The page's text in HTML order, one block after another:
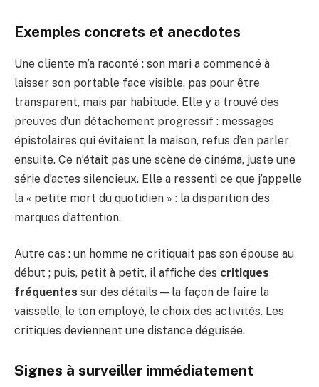
Exemples concrets et anecdotes
Une cliente m’a raconté : son mari a commencé à
laisser son portable face visible, pas pour être
transparent, mais par habitude. Elle y a trouvé des
preuves d’un détachement progressif : messages
épistolaires qui évitaient la maison, refus d’en parler
ensuite. Ce n’était pas une scène de cinéma, juste une
série d’actes silencieux. Elle a ressenti ce que j’appelle
la « petite mort du quotidien » : la disparition des
marques d’attention.
Autre cas : un homme ne critiquait pas son épouse au
début ; puis, petit à petit, il affiche des critiques
fréquentes sur des détails — la façon de faire la
vaisselle, le ton employé, le choix des activités. Les
critiques deviennent une distance déguisée.
Signes à surveiller immédiatement